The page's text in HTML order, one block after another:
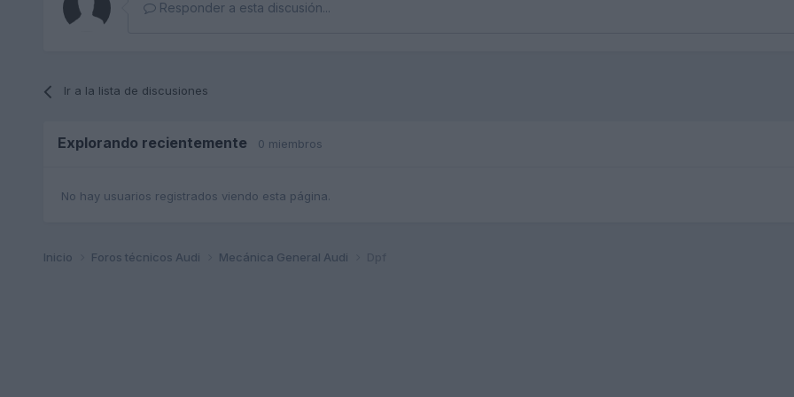
Responder a esta discusión...
Ir a la lista de discusiones
Explorando recientemente 0 miembros
No hay usuarios registrados viendo esta página.
Inicio Foros técnicos Audi Mecánica General Audi